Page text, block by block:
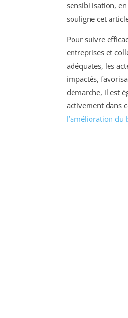
sensibilisation,
souligne cet
Pour suivre
entreprises et
adéquates, les
impactés,
démarche, il est
activement dans
l’amélioration du